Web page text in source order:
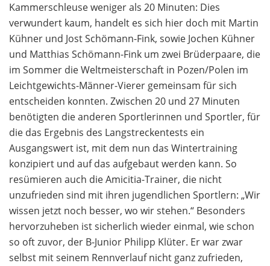
Kammerschleuse weniger als 20 Minuten: Dies
verwundert kaum, handelt es sich hier doch mit Martin
Kühner und Jost Schömann-Fink, sowie Jochen Kühner
und Matthias Schömann-Fink um zwei Brüderpaare, die
im Sommer die Weltmeisterschaft in Pozen/Polen im
Leichtgewichts-Männer-Vierer gemeinsam für sich
entscheiden konnten. Zwischen 20 und 27 Minuten
benötigten die anderen Sportlerinnen und Sportler, für
die das Ergebnis des Langstreckentests ein
Ausgangswert ist, mit dem nun das Wintertraining
konzipiert und auf das aufgebaut werden kann. So
resümieren auch die Amicitia-Trainer, die nicht
unzufrieden sind mit ihren jugendlichen Sportlern: „Wir
wissen jetzt noch besser, wo wir stehen.“ Besonders
hervorzuheben ist sicherlich wieder einmal, wie schon
so oft zuvor, der B-Junior Philipp Klüter. Er war zwar
selbst mit seinem Rennverlauf nicht ganz zufrieden,